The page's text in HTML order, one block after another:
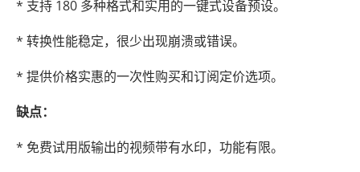
* 支持 180 多种格式和实用的一键式设备预设。
* 转换性能稳定，很少出现崩溃或错误。
* 提供价格实惠的一次性购买和订阅定价选项。
缺点：
* 免费试用版输出的视频带有水印，功能有限。